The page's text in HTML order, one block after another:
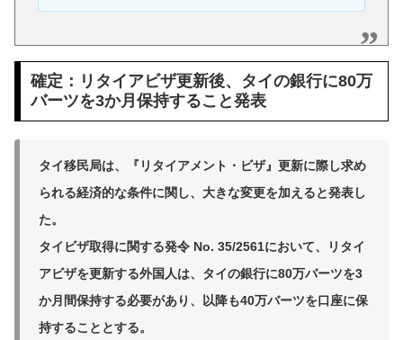
確定：リタイアビザ更新後、タイの銀行に80万
バーツを3か月保持すること発表
タイ移民局は、『リタイアメント・ビザ』更新に際し求め
られる経済的な条件に関し、大きな変更を加えると発表し
た。
タイビザ取得に関する発令 No. 35/2561において、リタイ
アビザを更新する外国人は、タイの銀行に80万バーツを3
か月間保持する必要があり、以降も40万バーツを口座に保
持することとする。